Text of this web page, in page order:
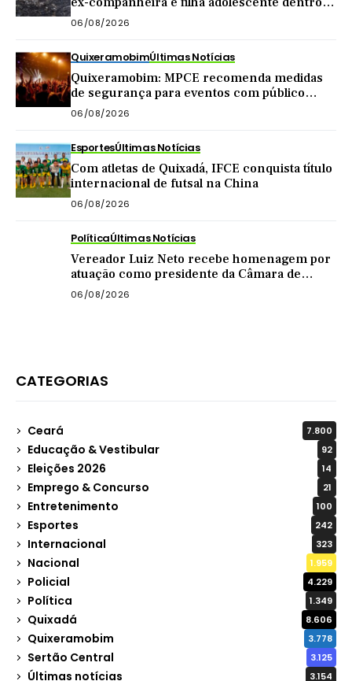
do imóvel
06/08/2026
QuixeramobimÚltimas Notícias
Quixeramobim: MPCE recomenda medidas
de segurança para eventos com público
acima de mil pessoas
06/08/2026
EsportesÚltimas Notícias
Com atletas de Quixadá, IFCE conquista título
internacional de futsal na China
06/08/2026
PolíticaÚltimas Notícias
Vereador Luiz Neto recebe homenagem por
atuação como presidente da Câmara de
Quixadá
06/08/2026
CATEGORIAS
Ceará 7.800
Educação & Vestibular 92
Eleições 2026 14
Emprego & Concurso 21
Entretenimento 100
Esportes 242
Internacional 323
Nacional 1.959
Policial 4.229
Política 1.349
Quixadá 8.606
Quixeramobim 3.778
Sertão Central 3.125
Últimas notícias 3.154